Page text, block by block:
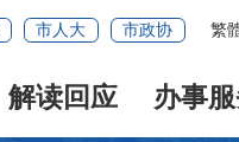
市人大 市政协 繁
解读回应 办事